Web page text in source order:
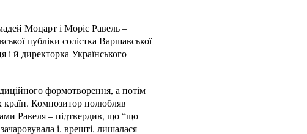
Моцарт і Моріс Равель –
публіки солістка Варшавської
і й директорка Українського
формотворення, а потім
країн. Композитор полюбляв
Равеля – підтвердив, що “що
і, врешті, лишалася